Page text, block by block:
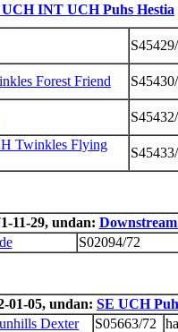
INT UCH Puhs Hestia
Forest Friend
Twinkles Flying
11-29, undan:
S02094/72
01-05, undan: SE UCH
Dexter
S05663/72